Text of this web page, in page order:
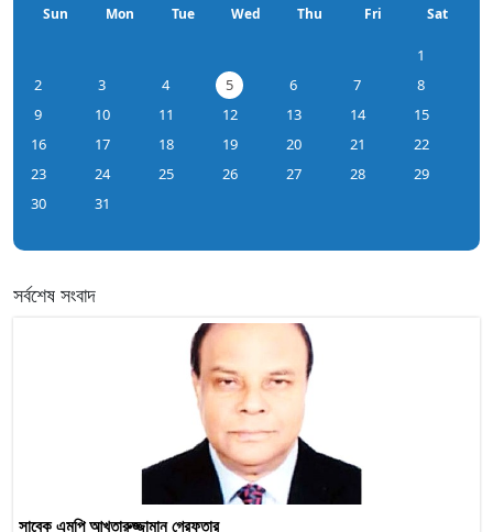
Sun Mon Tue Wed Thu Fri Sat
1
2
3 4 5 6 7
8
9
10 11 12 13 14
15
16
17 18 19 20 21
22
23
24 25 26 27 28
29
30
31
সর্বশেষ সংবাদ
সাবেক এমপি আখতারুজ্জামান গ্রেফতার